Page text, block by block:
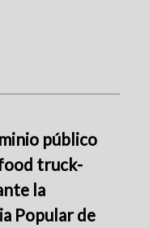
público
truck-
la
Popular de